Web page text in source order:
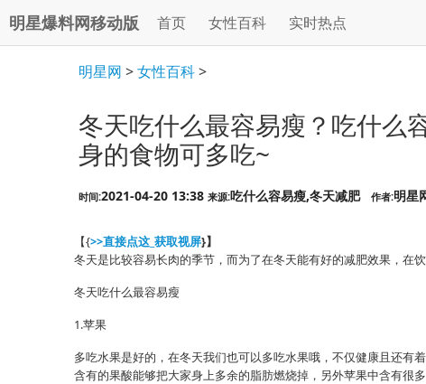
明星爆料网移动版 首页 女性百科 实时热点
明星网 >女性百科>
冬天吃什么最容易瘦？吃什么
身的食物可多吃~
时间:2021-04-20 13:38 来源:吃什么容易瘦,冬天减肥 作者:明星
【{>>直接点这_获取视屏}】
冬天是比较容易长肉的季节，而为了在冬天能有好的减肥效果，在
冬天吃什么最容易瘦
1.苹果
多吃水果是好的，在冬天我们也可以多吃水果哦，不仅健康且还有
含有的果酸能够把大家身上多余的脂肪燃烧掉，另外苹果中含有很